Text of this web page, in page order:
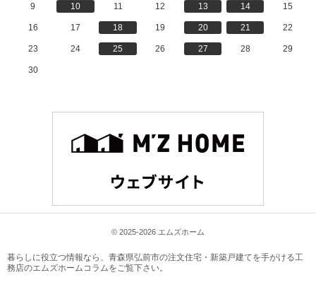
9 10 11 12 13 14 15
16 17 18 19 20 21 22
23 24 25 26 27 28 29
30
© 2025-2026 エムズホーム
暮らしに役立つ情報なら、 青森県弘前市の注文住宅・新築戸建てを手がける工
務店のエムズホームコラムをご覧下さい。